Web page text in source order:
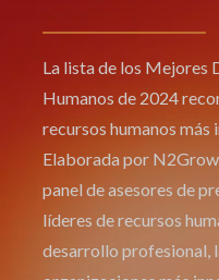
La lista de los Mejores
Humanos de 2024
recursos humanos más
Elaborada por
panel de asesores de
líderes de recursos
desarrollo profesional,